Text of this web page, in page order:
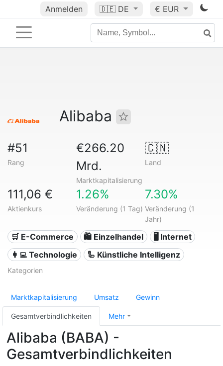
Anmelden 🇩🇪 DE € EUR
Alibaba
#51
Rang
€266.20
Mrd.
Marktkapitalisierung
🇨🇳
Land
111,06 €
Aktienkurs
1.26%
Veränderung (1 Tag)
7.30%
Veränderung (1
Jahr)
🛒 E-Commerce 🛍️ Einzelhandel
🖥️ Internet
👩‍💻 Technologie
🦾 Künstliche Intelligenz
Kategorien
Marktkapitalisierung Umsatz Gewinn
Gesamtverbindlichkeiten Mehr
Alibaba (BABA) -
Gesamtverbindlichkeiten